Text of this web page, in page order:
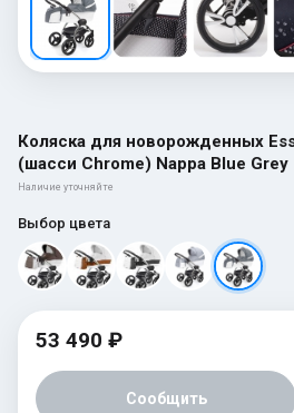
Коляска для новорожденных
(шасси Chrome) Nappa Blue Grey
Наличие уточняйте
Выбор цвета
53 490 ₽
Сообщить